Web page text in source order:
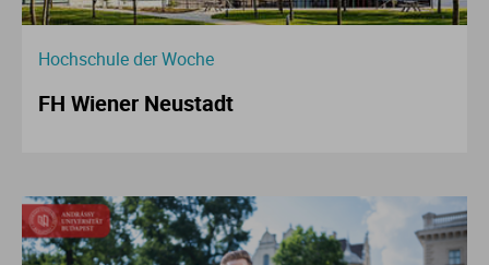
Hochschule der Woche
FH Wiener Neustadt